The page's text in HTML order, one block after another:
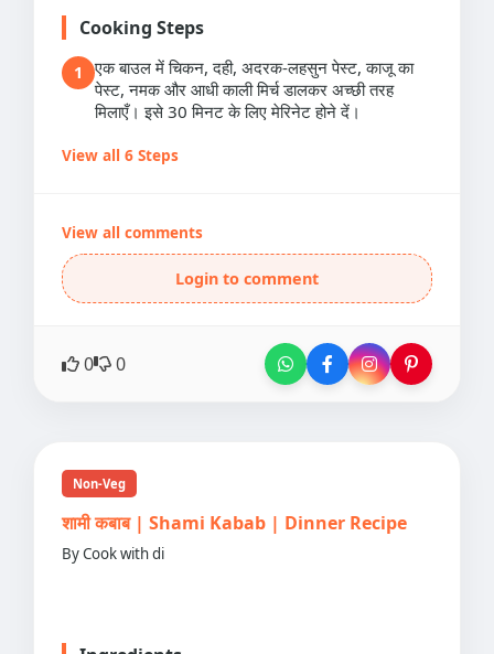
Cooking Steps
1
एक बाउल में चिकन, दही, अदरक-लहसुन पेस्ट, काजू का
पेस्ट, नमक और आधी काली मिर्च डालकर अच्छी तरह
मिलाएँ। इसे 30 मिनट के लिए मेरिनेट होने दें।
View all 6 Steps
View all comments
Login to comment
0 0
Non-Veg
शामी कबाब | Shami Kabab | Dinner Recipe
By Cook with di